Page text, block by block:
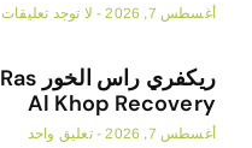
أغسطس 7, 2026 لا توجد تعليقات
ريكفري راس الخور Ras
Al Khop Recovery
أغسطس 7, 2026 تعليق واحد